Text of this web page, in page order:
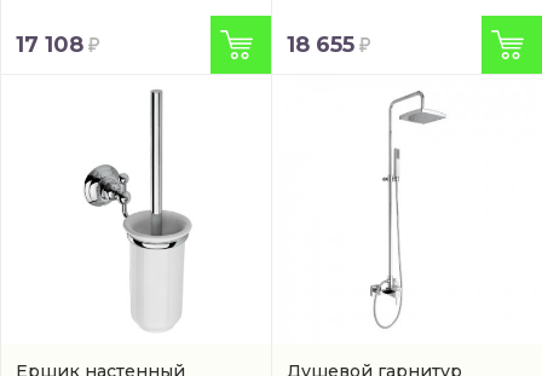
17 108 18 655
Ершик настенный Душевой гарнитур